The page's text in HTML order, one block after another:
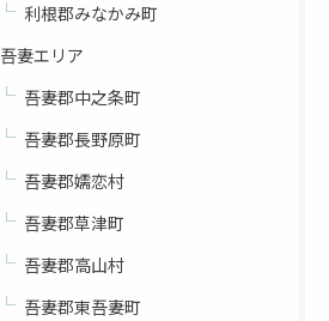
利根郡みなかみ町
吾妻エリア
吾妻郡中之条町
吾妻郡長野原町
吾妻郡嬬恋村
吾妻郡草津町
吾妻郡高山村
吾妻郡東吾妻町